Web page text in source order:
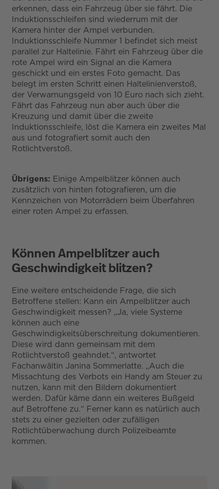
erkennen, dass ein Fahrzeug über sie fährt. Die
Induktionsschleifen sind wiederrum mit der
Kamera hinter der Ampel verbunden.
Induktionsschleife Nummer 1 befindet sich meist
parallel zur Haltelinie. Fährt ein Fahrzeug über die
rote Ampel wird ein Signal an die Kamera
geschickt und ein erstes Foto gemacht. Das
belegt im ersten Schritt einen Haltelinienverstoß,
der Verwarnungsgeld von 10 Euro nach sich zieht.
Fährt das Fahrzeug nun aber auch über die
Kreuzung und damit über die zweite
Induktionsschleife, löst die Kamera ein zweites Mal
aus und fotografiert somit auch den
Rotlichtverstoß.
Übrigens: Einige Ampelblitzer können auch
zusätzlich von hinten fotografieren, um die
Kennzeichen von Motorrädern beim Überfahren
einer roten Ampel zu erfassen.
Können Ampelblitzer auch
Geschwindigkeit blitzen?
Eine weitere entscheidende Frage, die sich
Betroffene stellen: Kann ein Ampelblitzer auch
Geschwindigkeit messen? „Ja, viele Systeme
können auch eine
Geschwindigkeitsüberschreitung dokumentieren.
Diese wird dann gemeinsam mit dem
Rotlichtverstoß geahndet.“, antwortet
Fachanwältin Janina Sommerlatte. „Auch die
Missachtung des Verbots ein Handy am Steuer zu
nutzen, kann mit den Bildern dokumentiert
werden. Dafür käme dann ein weiteres Bußgeld
auf Betroffene zu.“ Ferner kann es natürlich auch
stets zu einer gezielten oder zufälligen
Rotlichtüberwachung durch Polizeibeamte
kommen.